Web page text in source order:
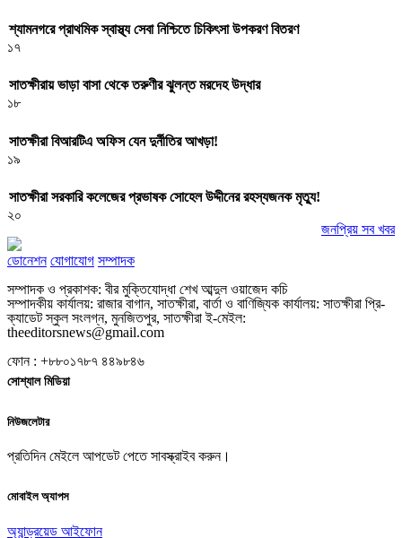
শ্যামনগরে প্রাথমিক স্বাস্থ্য সেবা নিশ্চিতে চিকিৎসা উপকরণ বিতরণ
১৭
সাতক্ষীরায় ভাড়া বাসা থেকে তরুণীর ঝুলন্ত মরদেহ উদ্ধার
১৮
সাতক্ষীরা বিআরটিএ অফিস যেন দুর্নীতির আখড়া!
১৯
সাতক্ষীরা সরকারি কলেজের প্রভাষক সোহেল উদ্দীনের রহস্যজনক মৃত্যু!
২০
জনপ্রিয় সব খবর
ডোনেশন যোগাযোগ সম্পাদক
সম্পাদক ও প্রকাশক: বীর মুক্তিযোদ্ধা শেখ আব্দুল ওয়াজেদ কচি
সম্পাদকীয় কার্যালয়: রাজার বাগান, সাতক্ষীরা, বার্তা ও বাণিজ্যিক কার্যালয়: সাতক্ষীরা প্রি-
ক্যাডেট স্কুল সংলগ্ন, মুনজিতপুর, সাতক্ষীরা ই-মেইল:
theeditorsnews@gmail.com
ফোন : +৮৮০১৭৮৭ ৪৪৯৮৪৬
সোশ্যাল মিডিয়া
নিউজলেটার
প্রতিদিন মেইলে আপডেট পেতে সাবস্ক্রাইব করুন।
মোবাইল অ্যাপস
অ্যান্ড্রয়েড আইফোন